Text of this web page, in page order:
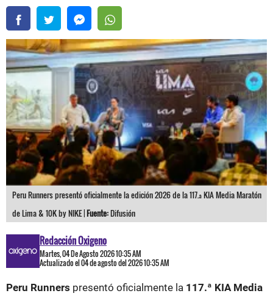
Peru Runners presentó oficialmente la edición 2026 de la 117.ª KIA Media Maratón
de Lima & 10K by NIKE |Fuente:Difusión
Redacción Oxigeno
Martes, 04 De Agosto 2026 10:35 AM
Actualizado el 04 de agosto del 2026 10:35 AM
Peru Runners presentó oficialmente la 117.ª KIA Media